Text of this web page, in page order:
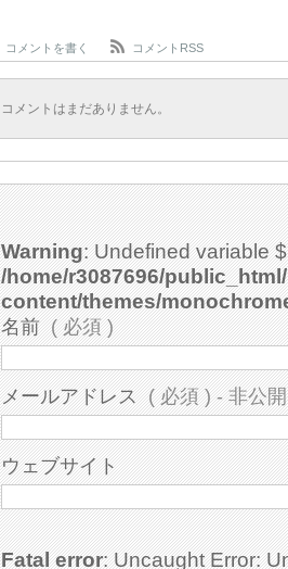
コメントを書く コメントRSS
コメントはまだありません。
Warning : Undefined variable
/home/r3087696/
content/themes/
名前 ( 必須 )
メールアドレス ( 必須 ) - 非公
ウェブサイト
Fatal error: Uncaught Error: Undefined constant "cs_print_smilies" in